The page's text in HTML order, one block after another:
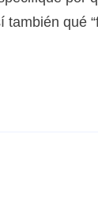
también qué